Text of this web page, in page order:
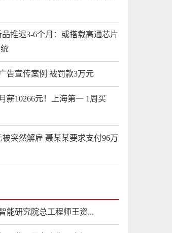
品推迟3-6个月：或搭载高通芯片
告宣传案例 被罚款3万元
薪10266元！上海第一 1周买
被突然解雇 聂某某要求支付96万
能研究院总工程师王资...